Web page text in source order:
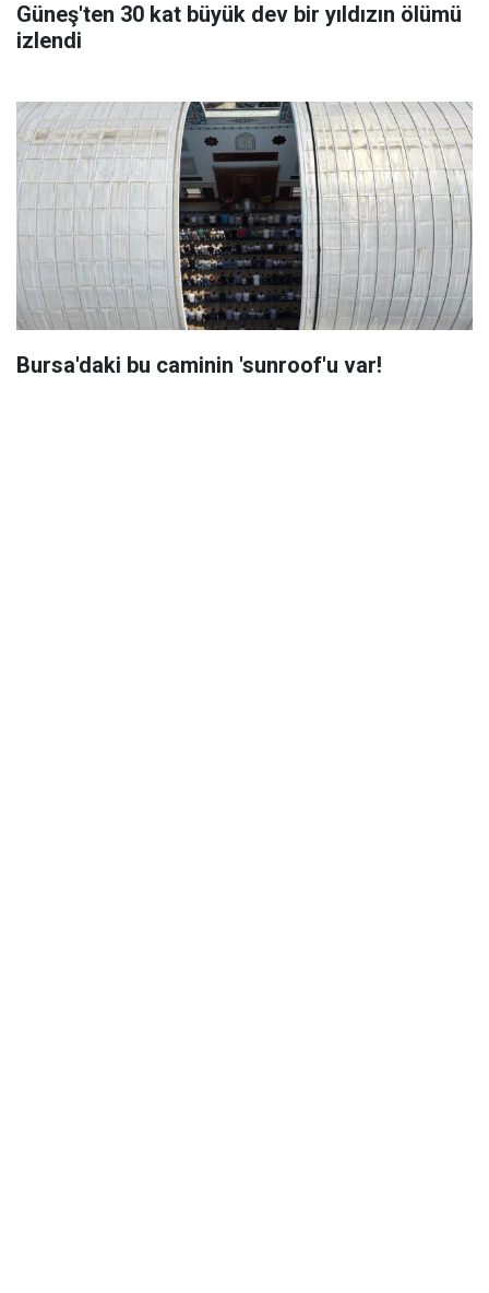
Güneş'ten 30 kat büyük dev bir yıldızın ölümü
izlendi
Bursa'daki bu caminin 'sunroof'u var!